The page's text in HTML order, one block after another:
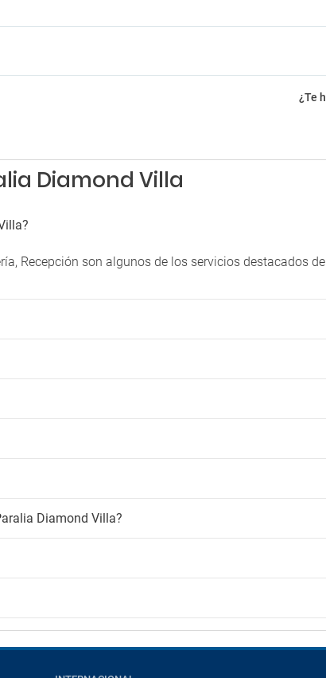
Venta de entradas
¿Te
Diamond Villa
Recepción son algunos de los servicios destacados
Diamond Villa?